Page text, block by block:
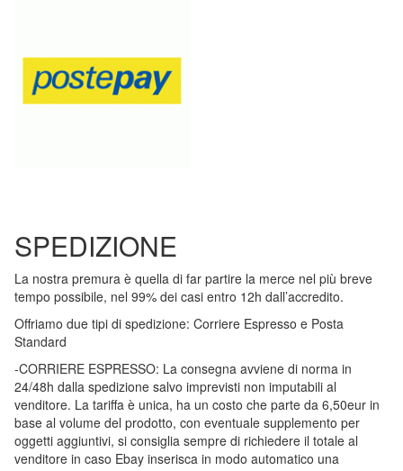
SPEDIZIONE
La nostra premura è quella di far partire la merce nel più breve
tempo possibile, nel 99% dei casi entro 12h dall’accredito.
Offriamo due tipi di spedizione: Corriere Espresso e Posta
Standard
-CORRIERE ESPRESSO: La consegna avviene di norma in
24/48h dalla spedizione salvo imprevisti non imputabili al
venditore. La tariffa è unica, ha un costo che parte da 6,50eur in
base al volume del prodotto, con eventuale supplemento per
oggetti aggiuntivi, si consiglia sempre di richiedere il totale al
venditore in caso Ebay inserisca in modo automatico una